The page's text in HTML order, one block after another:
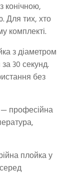
конічною,
Для тих, хто
комплекті.
з діаметром
30 секунд.
без
— професійна
плойка у